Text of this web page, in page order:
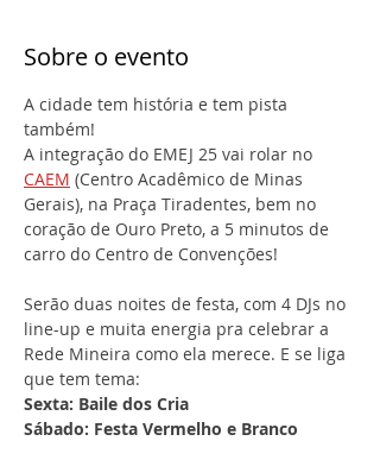
Sobre o evento
A cidade tem história e tem pista
também!
A integração do EMEJ 25 vai rolar no
CAEM (Centro Acadêmico de Minas
Gerais), na Praça Tiradentes, bem no
coração de Ouro Preto, a 5 minutos de
carro do Centro de Convenções!
Serão duas noites de festa, com 4 DJs no
line-up e muita energia pra celebrar a
Rede Mineira como ela merece. E se liga
que tem tema:
Sexta: Baile dos Cria
Sábado: Festa Vermelho e Branco